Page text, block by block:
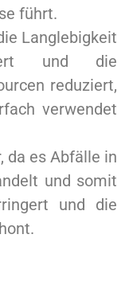
führt.
Langlebigkeit
und die
reduziert,
verwendet
da es Abfälle in
und somit
und die